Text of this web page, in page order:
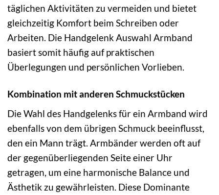
täglichen Aktivitäten zu vermeiden und bietet
gleichzeitig Komfort beim Schreiben oder
Arbeiten. Die Handgelenk Auswahl Armband
basiert somit häufig auf praktischen
Überlegungen und persönlichen Vorlieben.
Kombination mit anderen Schmuckstücken
Die Wahl des Handgelenks für ein Armband wird
ebenfalls von dem übrigen Schmuck beeinflusst,
den ein Mann trägt. Armbänder werden oft auf
der gegenüberliegenden Seite einer Uhr
getragen, um eine harmonische Balance und
Ästhetik zu gewährleisten. Diese Dominante